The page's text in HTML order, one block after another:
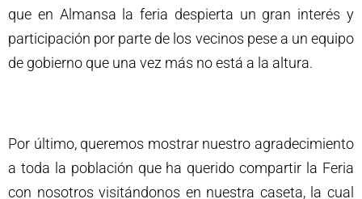
que en Almansa la feria despierta un gran interés y
participación por parte de los vecinos pese a un equipo
de gobierno que una vez más no está a la altura.
Por último, queremos mostrar nuestro agradecimiento
a toda la población que ha querido compartir la Feria
con nosotros visitándonos en nuestra caseta, la cual